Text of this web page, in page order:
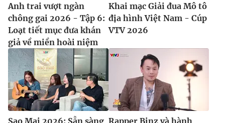
Anh trai vượt ngàn
chông gai 2026 - Tập 6:
Loạt tiết mục đưa khán
giả về miền hoài niệm
Khai mạc Giải đua Mô tô
địa hình Việt Nam - Cúp
VTV 2026
Sao Mai 2026: Sẵn sàng Rapper Binz và hành